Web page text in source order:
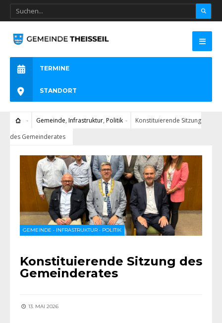
TERMINE
STANDORT
Gemeinde, Infrastruktur, Politik
Konstituierende Sitzung
des Gemeinderates
GEMEINDE • INFRASTRUKTUR • POLITIK
Konstituierende Sitzung des
Gemeinderates
13. MAI 2026